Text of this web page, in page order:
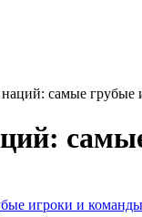
самые грубые